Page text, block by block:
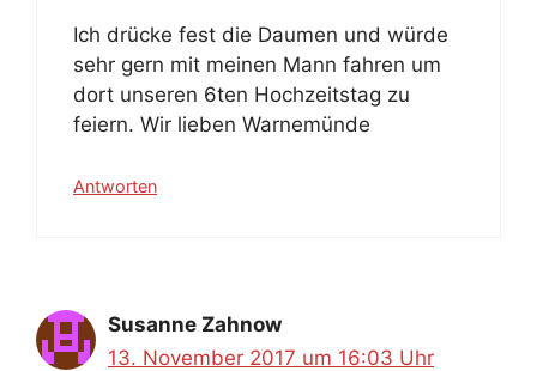
Ich drücke fest die Daumen und würde
sehr gern mit meinen Mann fahren um
dort unseren 6ten Hochzeitstag zu
feiern. Wir lieben Warnemünde
Antworten
Susanne Zahnow
13. November 2017 um 16:03 Uhr